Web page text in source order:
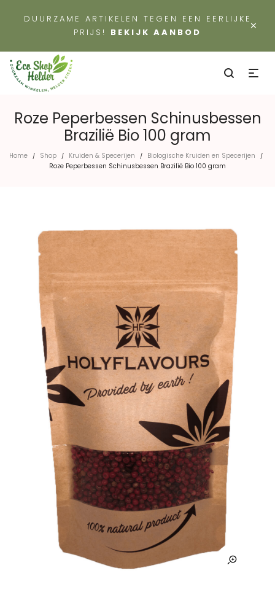
×
DUURZAME ARTIKELEN TEGEN EEN EERLIJKE
PRIJS! BEKIJK AANBOD
Roze Peperbessen Schinusbessen
Brazilië Bio 100 gram
Home / Shop / Kruiden & Specerijen / Biologische Kruiden en Specerijen /
Roze Peperbessen Schinusbessen Brazilië Bio 100 gram